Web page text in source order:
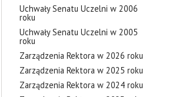
Uchwały Senatu Uczelni w 2006
roku
Uchwały Senatu Uczelni w 2005
roku
Zarządzenia Rektora w 2026 roku
Zarządzenia Rektora w 2025 roku
Zarządzenia Rektora w 2024 roku